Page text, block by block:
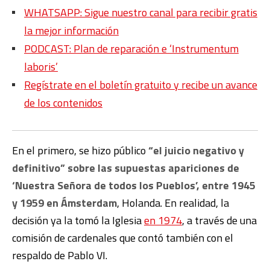
WHATSAPP: Sigue nuestro canal para recibir gratis
la mejor información
PODCAST: Plan de reparación e ‘Instrumentum
laboris’
Regístrate en el boletín gratuito y recibe un avance
de los contenidos
En el primero, se hizo público“el juicio negativo y
definitivo” sobre las supuestas apariciones de
‘Nuestra Señora de todos los Pueblos’, entre 1945
y 1959 en Ámsterdam, Holanda. En realidad, la
decisión ya la tomó la Iglesiaen 1974, a través de una
comisión de cardenales que contó también con el
respaldo de Pablo VI.